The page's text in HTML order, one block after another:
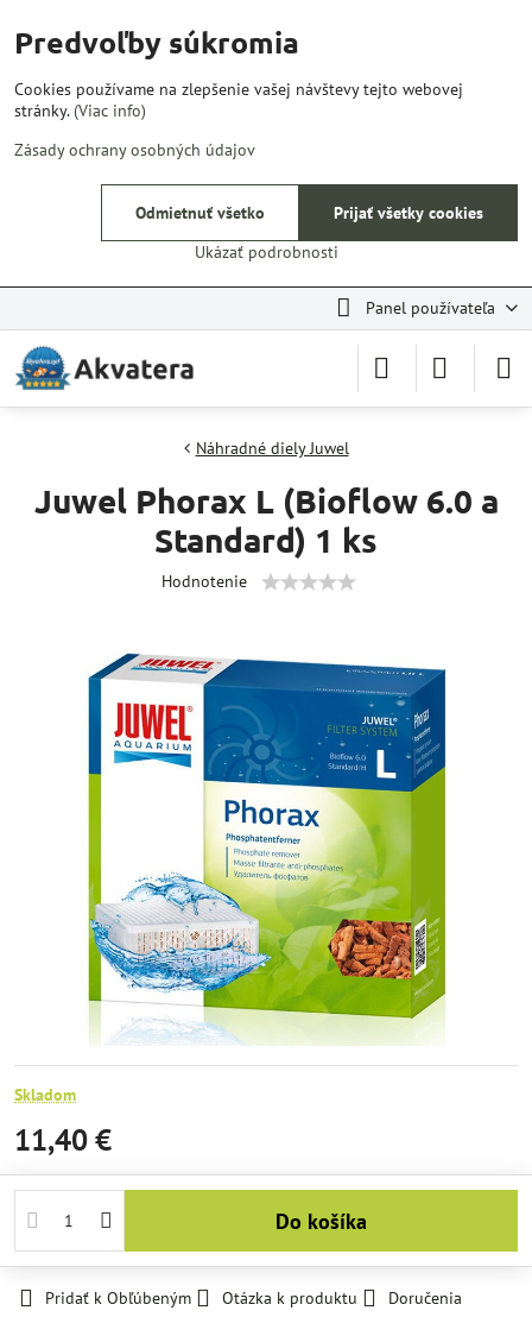
Panel používateľa
Náhradné diely Juwel
Juwel Phorax L (Bioflow 6.0 a
Standard) 1 ks
Hodnotenie
Skladom
11,40 €
Do košíka
Pridať k Obľúbeným Otázka k produktu Doručenia
Predvoľby súkromia
Cookies používame na zlepšenie vašej návštevy tejto webovej
stránky.(Viac info)
Zásady ochrany osobných údajov
Ukázať podrobnosti
Prijať všetky cookies
Odmietnuť všetko